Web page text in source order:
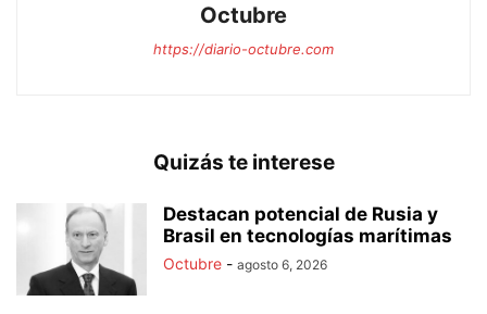
Octubre
https://diario-octubre.com
Quizás te interese
Destacan potencial de Rusia y
Brasil en tecnologías marítimas
Octubre - agosto 6, 2026